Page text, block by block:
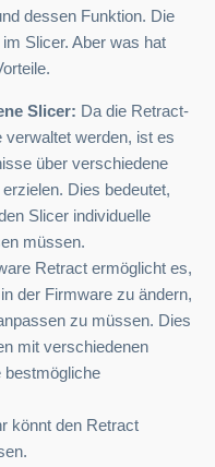
dessen Funktion. Die
Slicer. Aber was hat
Slicer: Da die Retract-
verwaltet werden, ist es
über verschiedene
Dies bedeutet,
Slicer individuelle
müssen.
Retract ermöglicht es,
der Firmware zu ändern,
zu müssen. Dies
mit verschiedenen
bestmögliche
könnt den Retract